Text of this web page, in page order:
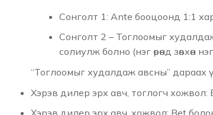
Сонголт 1: Ante бооцоонд 1:1
Сонголт 2 – Тоглоомыг худалдаж
солиулж болно (нэг өрөнд зөвхөн
“Тоглоомыг худалдаж авсны” дараах
Хэрэв дилер эрх авч, тоглогч